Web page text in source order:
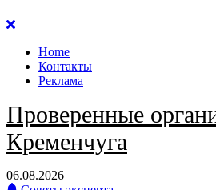
Перейти
содержанию
Home
Контакты
Реклама
Проверенные
Кременчуга
06.08.2026